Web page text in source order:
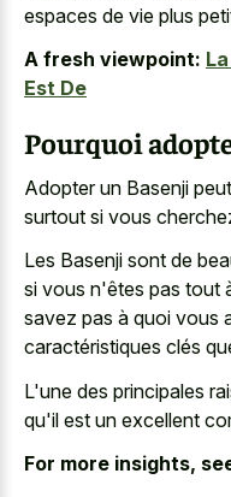
espaces de vie plus
A fresh viewpoint:
Est De
Pourquoi
Adopter un Basenji
surtout si vous
Les Basenji sont de
si vous n'êtes pas tout
savez pas à quoi vous
caractéristiques clés
L'une des principales
qu'il est un excellent
For more insights,